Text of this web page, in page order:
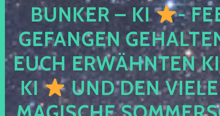
BUNKER – KI
-
GEFANGEN
EUCH ERWÄHNTEN
KI
UND DEN